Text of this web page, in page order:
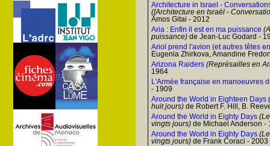
Architecture in Israel -
([Architecture en Israël -
Amos Gitai - 2012
Aria : Enfin il est en ma puissance
puissance) de Jean-Luc Godard -
Ariol prend l'avion (et autres têtes
Eugenia Zhirkova, Amandine
Arizona Raiders (Représailles en
1964
L'Armée française en manoeuvres
- 1909
Around the World in Eighteen Days
huit jours) de Robert F. Hill, B.
Around the World in Eighty Days
vingts jours) de Michael Anderson -
Around the World in Eighty Days
vingts jours) de Frank Coraci - 2003